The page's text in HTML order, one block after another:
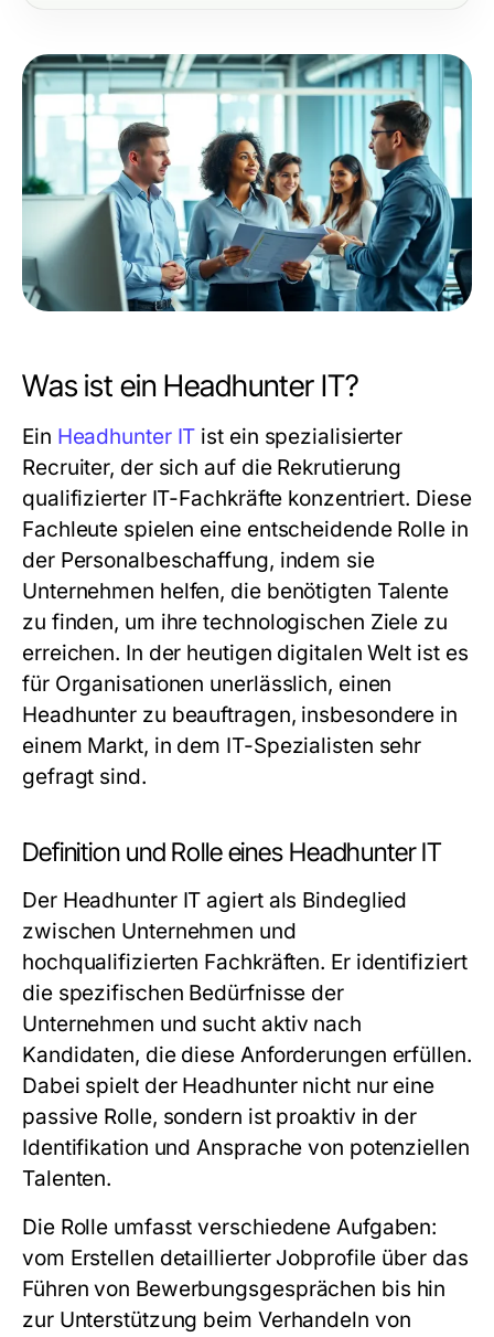
Was ist ein Headhunter IT?
Ein Headhunter IT ist ein spezialisierter
Recruiter, der sich auf die Rekrutierung
qualifizierter IT-Fachkräfte konzentriert. Diese
Fachleute spielen eine entscheidende Rolle in
der Personalbeschaffung, indem sie
Unternehmen helfen, die benötigten Talente
zu finden, um ihre technologischen Ziele zu
erreichen. In der heutigen digitalen Welt ist es
für Organisationen unerlässlich, einen
Headhunter zu beauftragen, insbesondere in
einem Markt, in dem IT-Spezialisten sehr
gefragt sind.
Definition und Rolle eines Headhunter IT
Der Headhunter IT agiert als Bindeglied
zwischen Unternehmen und
hochqualifizierten Fachkräften. Er identifiziert
die spezifischen Bedürfnisse der
Unternehmen und sucht aktiv nach
Kandidaten, die diese Anforderungen erfüllen.
Dabei spielt der Headhunter nicht nur eine
passive Rolle, sondern ist proaktiv in der
Identifikation und Ansprache von potenziellen
Talenten.
Die Rolle umfasst verschiedene Aufgaben:
vom Erstellen detaillierter Jobprofile über das
Führen von Bewerbungsgesprächen bis hin
zur Unterstützung beim Verhandeln von